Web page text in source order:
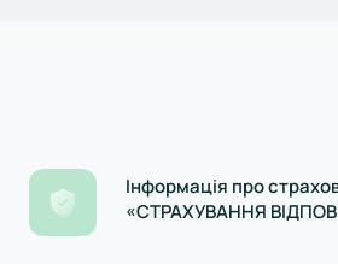
Інформація про
«СТРАХУВАННЯ